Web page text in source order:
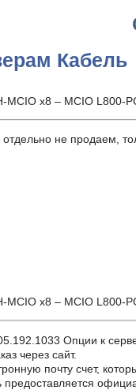
Кабель
MCIO x8 – MCIO L800-
не продаем,
MCIO x8 – MCIO L800-
Опции к
через сайт.
почту счет,